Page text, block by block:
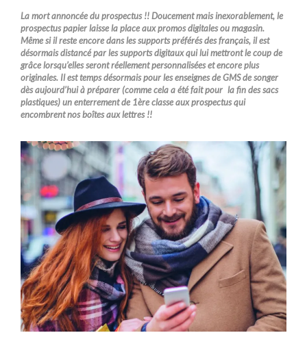
La mort annoncée du prospectus !! Doucement mais inexorablement, le
prospectus papier laisse la place aux promos digitales ou magasin.
Même si il reste encore dans les supports préférés des français, il est
désormais distancé par les supports digitaux qui lui mettront le coup de
grâce lorsqu’elles seront réellement personnalisées et encore plus
originales. Il est temps désormais pour les enseignes de GMS de songer
dès aujourd’hui à préparer (comme cela a été fait pour la fin des sacs
plastiques) un enterrement de 1ère classe aux prospectus qui
encombrent nos boîtes aux lettres !!